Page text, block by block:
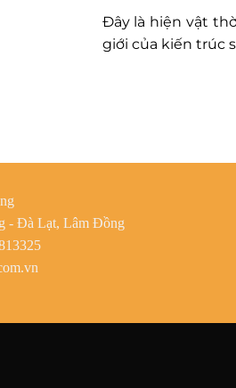
Đây là hiện vật
giới của kiến trúc
- Đà Lạt, Lâm Đồng